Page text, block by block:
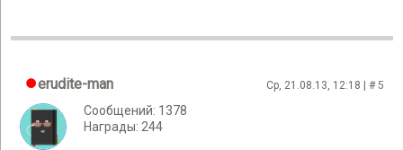
erudite-man Ср, 21.08.13, 12:18 | #5
Сообщений: 1378
Награды: 244